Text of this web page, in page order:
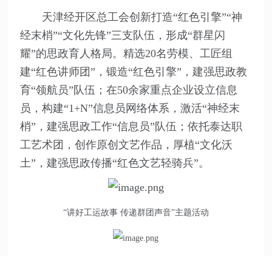
天津经开区总工会创新打造“红色引擎”“神
经末梢”“文化先锋”三支队伍，形成“群星闪
耀”的思政育人格局。精选20名劳模、工匠组
建“红色讲师团”，锻造“红色引擎”，建强思政教
育“领航员”队伍；在50余家重点企业设立信息
员，构建“1+N”信息员网络体系，激活“神经末
梢”，建强思政工作“信息员”队伍；依托泰达职
工艺术团，创作原创文艺作品，厚植“文化沃
土”，建强思政传播“红色文艺轻骑兵”。
“讲好工运故事 传递群团声音”主题活动